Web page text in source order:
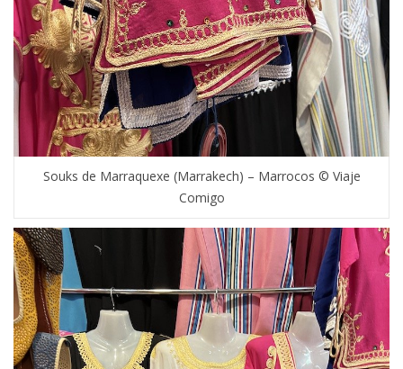
Souks de Marraquexe (Marrakech) – Marrocos © Viaje
Comigo